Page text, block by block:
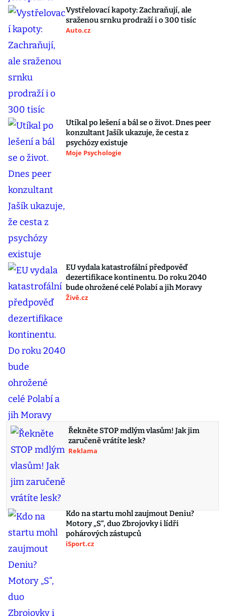
Vystřelovací kapoty: Zachraňují, ale
sraženou srnku prodraží i o 300 tisíc
Auto.cz
Utíkal po lešení a bál se o život. Dnes peer
konzultant Jašík ukazuje, že cesta z
psychózy existuje
Moje Psychologie
EU vydala katastrofální předpověď
dezertifikace kontinentu. Do roku 2040
bude ohrožené celé Polabí a jih Moravy
Živě.cz
Řekněte STOP mdlým vlasům! Jak jim
zaručeně vrátíte lesk?
Reklama
Kdo na startu mohl zaujmout Deniu?
Motory „S“, duo Zbrojovky i lídři
pohárových zástupců
iSport.cz